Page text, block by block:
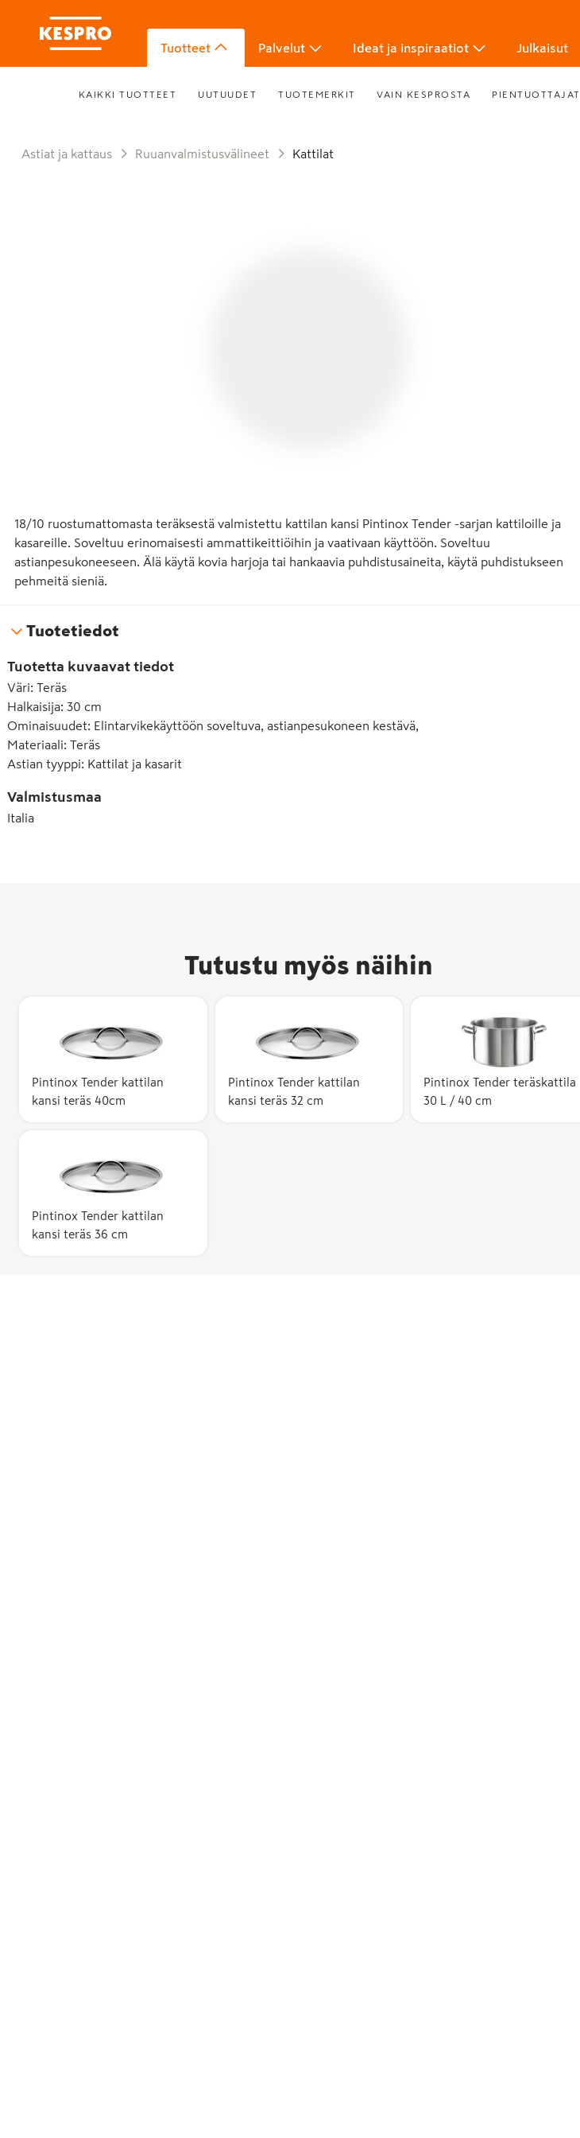
Tuotteet Palvelut Ideat ja inspiraatiot Julkaisut
KAIKKI TUOTTEET UUTUUDET TUOTEMERKIT VAIN KESPROSTA PIENTUOTTAJAT
Astiat ja kattaus Ruuanvalmistusvälineet Kattilat
18/10 ruostumattomasta teräksestä valmistettu kattilan kansi Pintinox Tender -sarjan kattiloille ja
kasareille. Soveltuu erinomaisesti ammattikeittiöihin ja vaativaan käyttöön. Soveltuu
astianpesukoneeseen. Älä käytä kovia harjoja tai hankaavia puhdistusaineita, käytä puhdistukseen
pehmeitä sieniä.
Tuotetiedot
Tuotetta kuvaavat tiedot
Väri: Teräs
Halkaisija: 30 cm
Ominaisuudet: Elintarvikekäyttöön soveltuva, astianpesukoneen kestävä,
Materiaali: Teräs
Astian tyyppi: Kattilat ja kasarit
Valmistusmaa
Italia
Tutustu myös näihin
Pintinox Tender kattilan
kansi teräs 40cm
Pintinox Tender kattilan
kansi teräs 32 cm
Pintinox Tender teräskattila
30 L / 40 cm
Pintinox Tender kattilan
kansi teräs 36 cm